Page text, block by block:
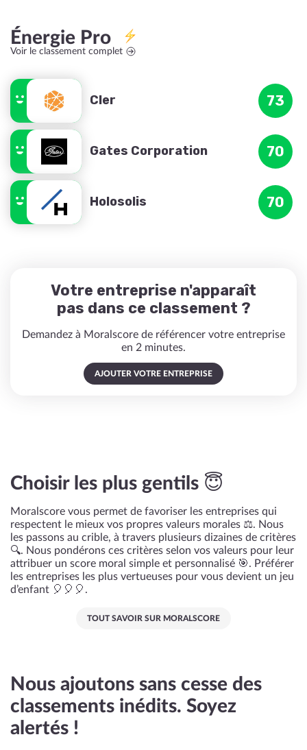
Énergie Pro
Voir le classement complet
Cler 73
Gates Corporation 70
Holosolis 70
Votre entreprise n'apparaît
pas dans ce classement ?
Demandez à Moralscore de référencer votre entreprise
en 2 minutes.
AJOUTER VOTRE ENTREPRISE
Choisir les plus gentils 😇
Moralscore vous permet de favoriser les entreprises qui
respectent le mieux vos propres valeurs morales ⚖️. Nous
les passons au crible, à travers plusieurs dizaines de critères
🔍. Nous pondérons ces critères selon vos valeurs pour leur
attribuer un score moral simple et personnalisé 🎯. Préférer
les entreprises les plus vertueuses pour vous devient un jeu
d’enfant 🎈🎈🎈.
TOUT SAVOIR SUR MORALSCORE
Nous ajoutons sans cesse des
classements inédits. Soyez
alertés !